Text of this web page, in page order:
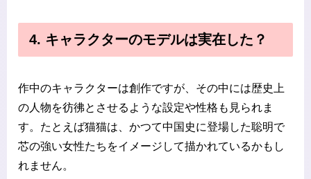
4. キャラクターのモデルは実在した？
作中のキャラクターは創作ですが、その中には歴史上
の人物を彷彿とさせるような設定や性格も見られま
す。たとえば猫猫は、かつて中国史に登場した聡明で
芯の強い女性たちをイメージして描かれているかもし
れません。